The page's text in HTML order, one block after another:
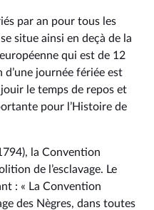
par an pour tous les
situe ainsi en deçà de la
qui est de 12
journée fériée est
jouir le temps de repos et
pour l’Histoire de
la Convention
de l’esclavage. Le
: « La Convention
des Nègres, dans toutes